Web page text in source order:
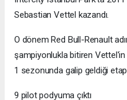
Sebastian Vettel kazandı.
O dönem Red Bull-Renault
şampiyonlukla bitiren
1 sezonunda galip geldiği
9 pilot podyuma çıktı